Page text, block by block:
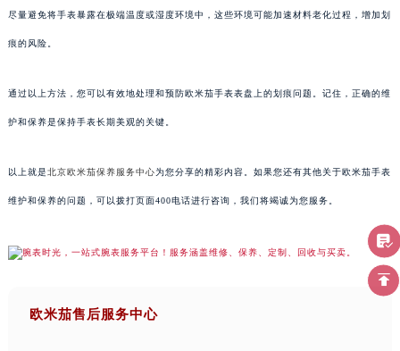
尽量避免将手表暴露在极端温度或湿度环境中，这些环境可能加速材料老化过程，增加划
痕的风险。
通过以上方法，您可以有效地处理和预防欧米茄手表表盘上的划痕问题。记住，正确的维
护和保养是保持手表长期美观的关键。
以上就是北京欧米茄保养服务中心为您分享的精彩内容。如果您还有其他关于欧米茄手表
维护和保养的问题，可以拨打页面400电话进行咨询，我们将竭诚为您服务。
欧米茄售后服务中心